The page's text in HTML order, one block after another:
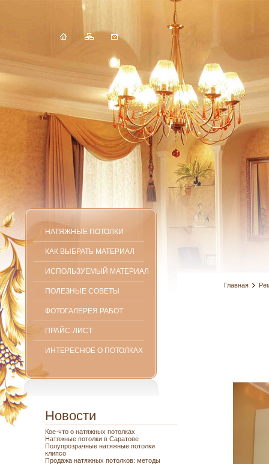
НАТЯЖНЫЕ ПОТОЛКИ
КАК ВЫБРАТЬ МАТЕРИАЛ
ИСПОЛЬЗУЕМЫЙ МАТЕРИАЛ
ПОЛЕЗНЫЕ СОВЕТЫ
ФОТОГАЛЕРЕЯ РАБОТ
ПРАЙС-ЛИСТ
ИНТЕРЕСНОЕ О ПОТОЛКАХ
Новости
Кое-что о натяжных потолках
Натяжные потолки в Саратове
Полупрозрачные натяжные потолки
клипсо
Продажа натяжных потолков: методы
Главная